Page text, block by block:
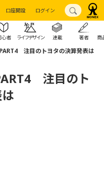
口座開設 ログイン
心者 ライフデザイン 連載 著者 商
注目のトヨタの決算発表は
注目のト